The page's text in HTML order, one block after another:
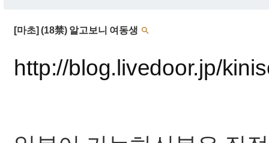
[마초] (18禁) 알고보니 여동생 
http://blog.livedoor.jp/